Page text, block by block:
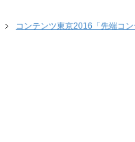
コンテンツ東京2016「先端コ